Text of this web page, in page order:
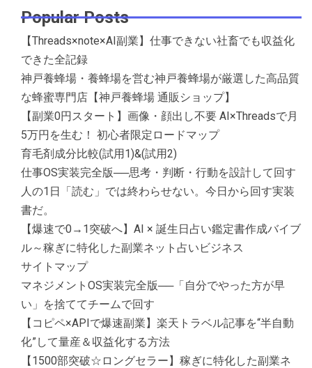
Popular Posts
【Threads×note×AI副業】仕事できない社畜でも収益化
できた全記録
神戸養蜂場・養蜂場を営む神戸養蜂場が厳選した高品質
な蜂蜜専門店【神戸養蜂場 通販ショップ】
【副業0円スタート】画像・顔出し不要 AI×Threadsで月
5万円を生む！ 初心者限定ロードマップ
育毛剤成分比較(試用1)&(試用2)
仕事OS実装完全版──思考・判断・行動を設計して回す
人の1日「読む」では終わらせない。今日から回す実装
書だ。
【爆速で0→1突破へ】AI × 誕生日占い鑑定書作成バイブ
ル～稼ぎに特化した副業ネット占いビジネス
サイトマップ
マネジメントOS実装完全版──「自分でやった方が早
い」を捨ててチームで回す
【コピペ×APIで爆速副業】楽天トラベル記事を“半自動
化”して量産＆収益化する方法
【1500部突破☆ロングセラー】稼ぎに特化した副業ネ